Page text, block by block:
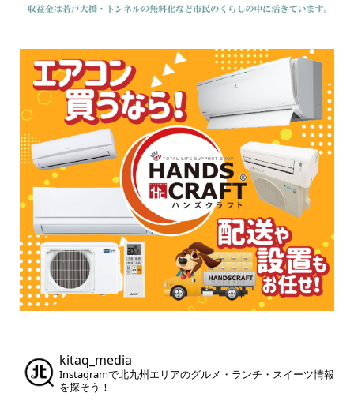
kitaq_media
Instagramで北九州エリアのグルメ・ランチ・スイーツ情報
を探そう！